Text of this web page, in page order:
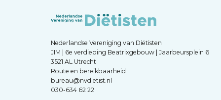
Nederlandse Vereniging van Diëtisten
JIM | 6e verdieping Beatrixgebouw | Jaarbeursplein 6
3521 AL Utrecht
Route en bereikbaarheid
bureau@nvdietist.nl
030-634 62 22